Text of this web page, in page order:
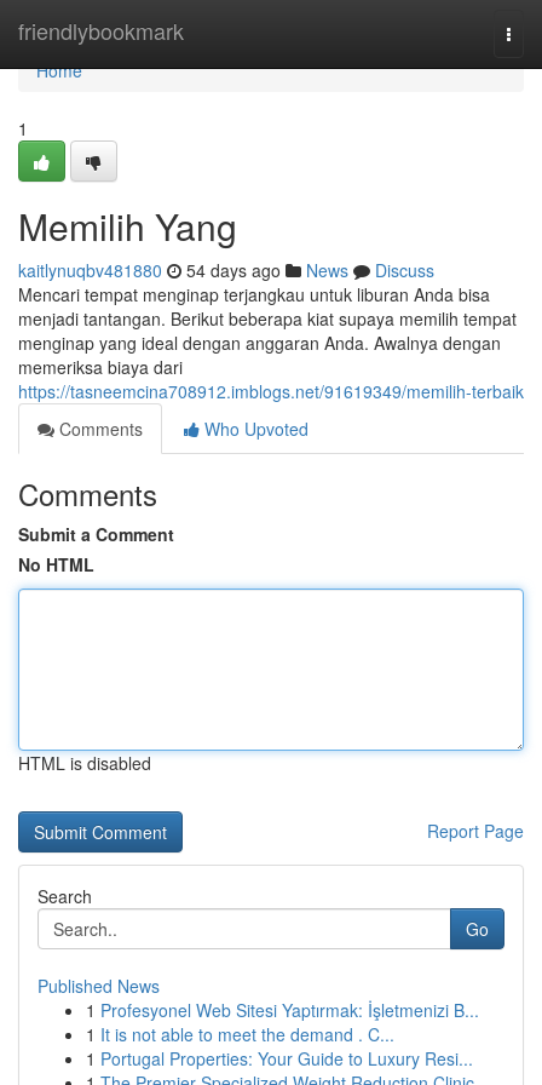
friendlybookmark
Home
Home
1
Memilih Yang
kaitlynuqbv481880 54 days ago News
Discuss
Mencari tempat menginap terjangkau untuk liburan Anda bisa
menjadi tantangan. Berikut beberapa kiat supaya memilih tempat
menginap yang ideal dengan anggaran Anda. Awalnya dengan
memeriksa biaya dari
https://tasneemcina708912.imblogs.net/91619349/memilih-terbaik
Comments
Who Upvoted
Comments
Submit a Comment
No HTML
HTML is disabled
Report Page
Search
Go
Published News
1 Profesyonel Web Sitesi Yaptırmak: İşletmenizi B...
1 It is not able to meet the demand . C...
1 Portugal Properties: Your Guide to Luxury Resi...